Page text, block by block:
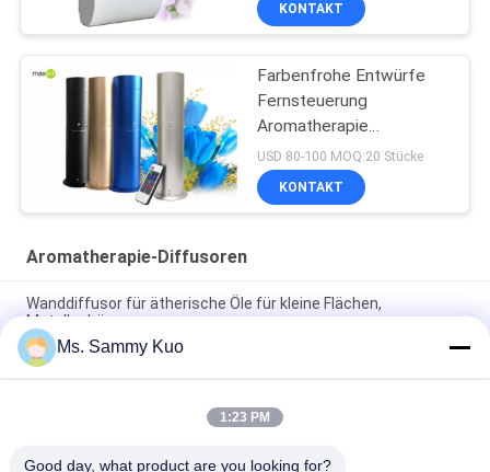
KONTAKT
Farbenfrohe Entwürfe
Fernsteuerung
Aromatherapie
Diffusoren
USD 80-100 MOQ:20 Stücke
KONTAKT
Aromatherapie-Diffusoren
Wanddiffusor für ätherische Öle für kleine Flächen,
Metallgehäuse
Schreibtisch, bodenständiger, optionaler Öldiffusor,
Metallgehäuse, 500 ml Plastikflasche
Home Hotel Office Aromatherapieöldiffuser mit
Ms. Sammy Kuo
1:23 PM
Good day, what product are you looking for?